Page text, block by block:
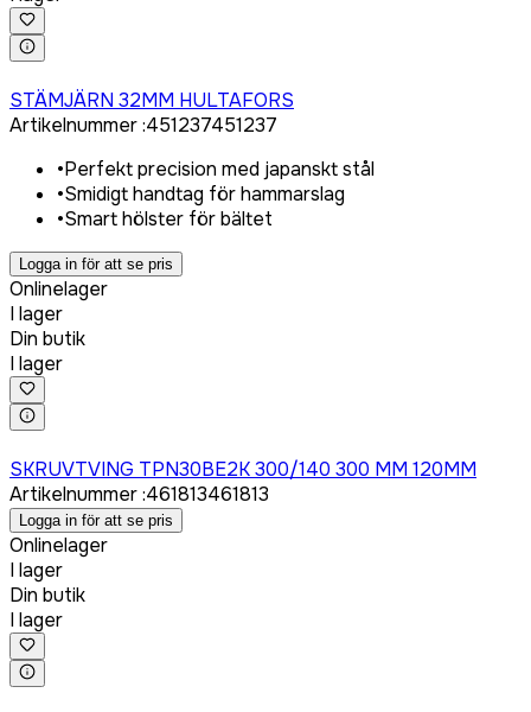
STÄMJÄRN 32MM HULTAFORS
Artikelnummer:451237451237
•Perfekt precision med japanskt stål
•Smidigt handtag för hammarslag
•Smart hölster för bältet
Logga in för att se pris
Onlinelager
I lager
Din butik
I lager
SKRUVTVING TPN30BE2K 300/140 300 MM 120MM
Artikelnummer:461813461813
Logga in för att se pris
Onlinelager
I lager
Din butik
I lager